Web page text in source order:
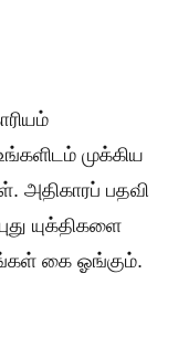
முக்கிய
அதிகாரப் பதவி
யுக்திகளை
கை ஓங்கும்.